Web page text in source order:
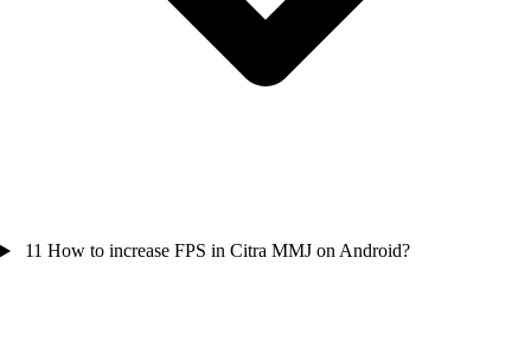
11 How to increase FPS in Citra MMJ on Android?